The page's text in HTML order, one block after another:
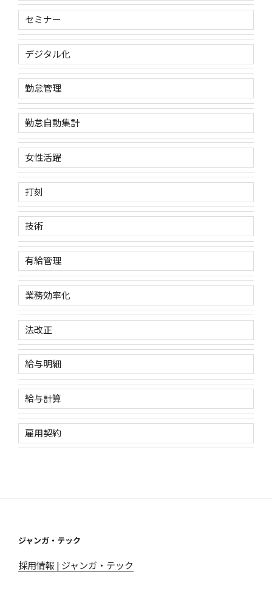
セミナー
デジタル化
勤怠管理
勤怠自動集計
女性活躍
打刻
技術
有給管理
業務効率化
法改正
給与明細
給与計算
雇用契約
ジャンガ・テック
採用情報 | ジャンガ・テック